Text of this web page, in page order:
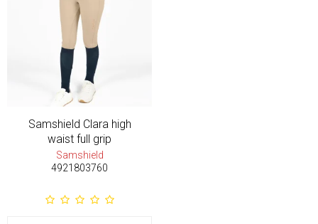
Samshield Clara high
waist full grip
Samshield
4921803760